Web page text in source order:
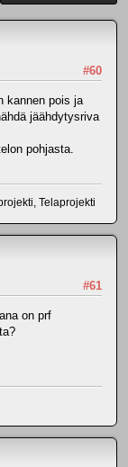
#60
kannen pois ja
jäähdytysriva
pohjasta.
Telaprojekti
#61
on prf